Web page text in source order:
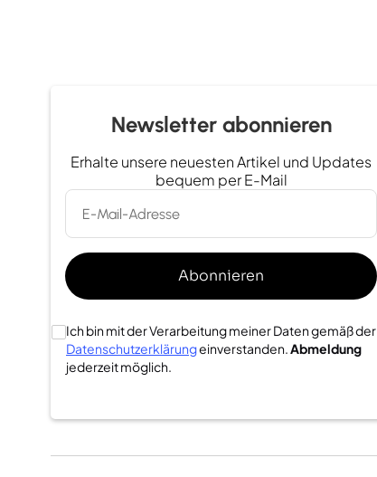
Newsletter abonnieren
Erhalte unsere neuesten Artikel und Updates
bequem per E-Mail
Ich bin mit der Verarbeitung meiner Daten gemäß der
Datenschutzerklärungeinverstanden.Abmeldung
jederzeit möglich.